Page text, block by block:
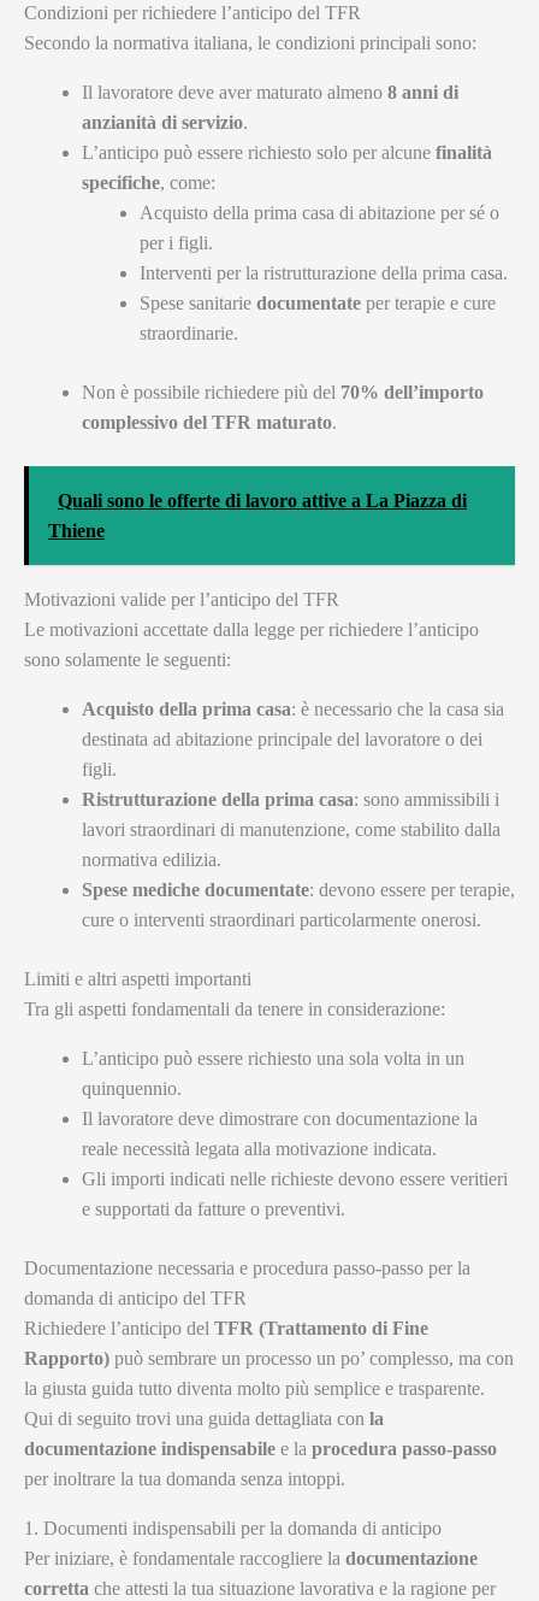
Condizioni per richiedere l’anticipo del TFR
Secondo la normativa italiana, le condizioni principali sono:
Il lavoratore deve aver maturato almeno 8 anni di
anzianità di servizio.
L’anticipo può essere richiesto solo per alcune finalità
specifiche, come:
Acquisto della prima casa di abitazione per sé o
per i figli.
Interventi per la ristrutturazione della prima casa.
Spese sanitarie documentate per terapie e cure
straordinarie.
Non è possibile richiedere più del 70% dell’importo
complessivo del TFR maturato.
Quali sono le offerte di lavoro attive a La Piazza di
Thiene
Motivazioni valide per l’anticipo del TFR
Le motivazioni accettate dalla legge per richiedere l’anticipo
sono solamente le seguenti:
Acquisto della prima casa: è necessario che la casa sia
destinata ad abitazione principale del lavoratore o dei
figli.
Ristrutturazione della prima casa: sono ammissibili i
lavori straordinari di manutenzione, come stabilito dalla
normativa edilizia.
Spese mediche documentate: devono essere per terapie,
cure o interventi straordinari particolarmente onerosi.
Limiti e altri aspetti importanti
Tra gli aspetti fondamentali da tenere in considerazione:
L’anticipo può essere richiesto una sola volta in un
quinquennio.
Il lavoratore deve dimostrare con documentazione la
reale necessità legata alla motivazione indicata.
Gli importi indicati nelle richieste devono essere veritieri
e supportati da fatture o preventivi.
Documentazione necessaria e procedura passo-passo per la
domanda di anticipo del TFR
Richiedere l’anticipo del TFR (Trattamento di Fine
Rapporto) può sembrare un processo un po’ complesso, ma con
la giusta guida tutto diventa molto più semplice e trasparente.
Qui di seguito trovi una guida dettagliata con la
documentazione indispensabile e la procedura passo-passo
per inoltrare la tua domanda senza intoppi.
1. Documenti indispensabili per la domanda di anticipo
Per iniziare, è fondamentale raccogliere la documentazione
corretta che attesti la tua situazione lavorativa e la ragione per